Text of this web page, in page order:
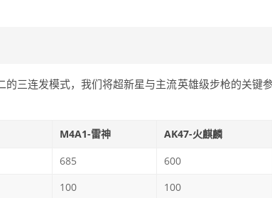
三连发模式，我们将超新星与主流英雄级步枪的关键
M4A1-雷神
AK47-火麒麟
685
600
100
100